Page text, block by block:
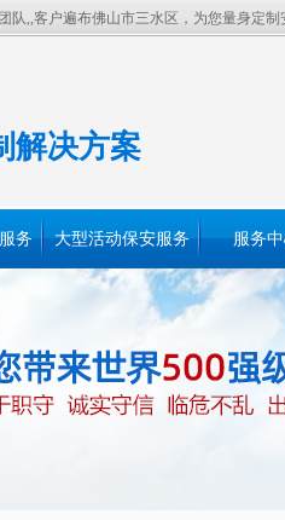
,,客户遍布佛山市三水区，为您量身定制
解决方案
务 大型活动保安服务 服务